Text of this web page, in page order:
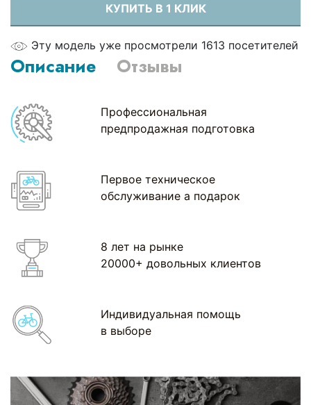
КУПИТЬ В 1 КЛИК
Эту модель уже просмотрели 1613 посетителей
Описание Отзывы
Профессиональная
предпродажная подготовка
Первое техническое
обслуживание а подарок
8 лет на рынке
20000+ довольных клиентов
Индивидуальная помощь
в выборе